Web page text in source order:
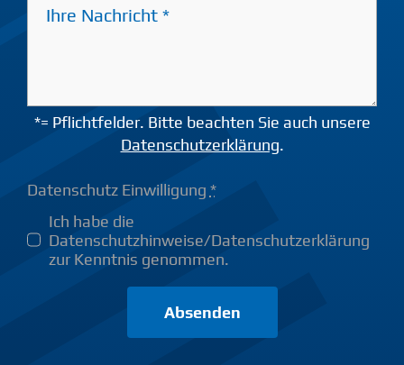
*= Pflichtfelder. Bitte beachten Sie auch unsere
Datenschutzerklärung.
Datenschutz Einwilligung *
Ich habe die
Datenschutzhinweise/Datenschutzerklärung
zur Kenntnis genommen.
Absenden